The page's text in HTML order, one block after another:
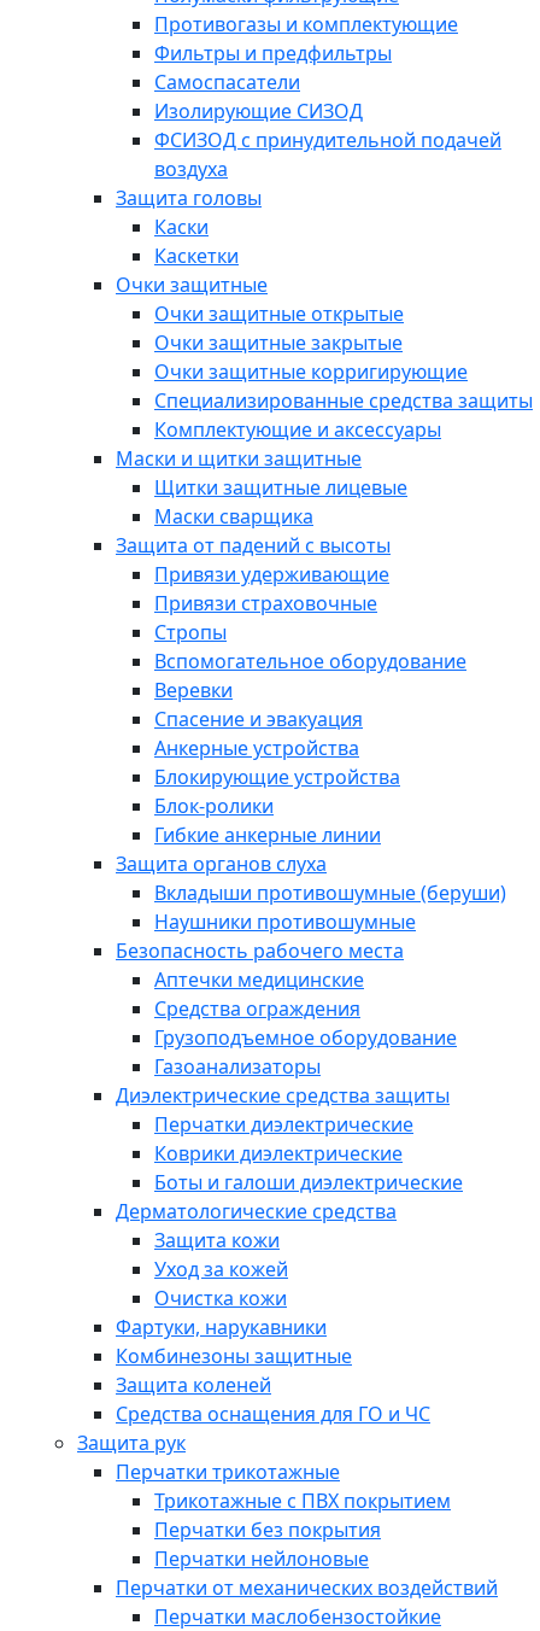
Противогазы и комплектующие
Фильтры и предфильтры
Самоспасатели
Изолирующие СИЗОД
ФСИЗОД с принудительной подачей
воздуха
Защита головы
Каски
Каскетки
Очки защитные
Очки защитные открытые
Очки защитные закрытые
Очки защитные корригирующие
Специализированные средства защиты
Комплектующие и аксессуары
Маски и щитки защитные
Щитки защитные лицевые
Маски сварщика
Защита от падений с высоты
Привязи удерживающие
Привязи страховочные
Стропы
Вспомогательное оборудование
Веревки
Спасение и эвакуация
Анкерные устройства
Блокирующие устройства
Блок-ролики
Гибкие анкерные линии
Защита органов слуха
Вкладыши противошумные (беруши)
Наушники противошумные
Безопасность рабочего места
Аптечки медицинские
Средства ограждения
Грузоподъемное оборудование
Газоанализаторы
Диэлектрические средства защиты
Перчатки диэлектрические
Коврики диэлектрические
Боты и галоши диэлектрические
Дерматологические средства
Защита кожи
Уход за кожей
Очистка кожи
Фартуки, нарукавники
Комбинезоны защитные
Защита коленей
Средства оснащения для ГО и ЧС
Защита рук
Перчатки трикотажные
Трикотажные с ПВХ покрытием
Перчатки без покрытия
Перчатки нейлоновые
Перчатки от механических воздействий
Перчатки маслобензостойкие